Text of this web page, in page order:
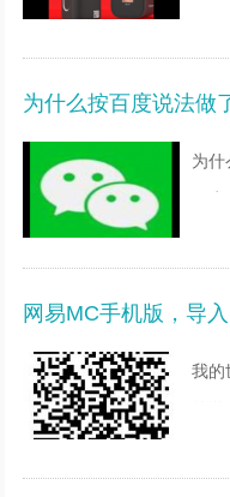
接近
为什么按百度说法做
为什
因
信是
为智
网易MC手机版，导
我的
的